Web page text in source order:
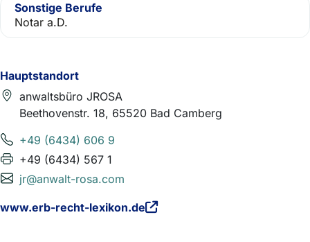
Hauptstandort
anwaltsbüro JROSA
Beethovenstr. 18, 65520 Bad Camberg
+49 (6434) 606 9
+49 (6434) 567 1
jr@anwalt-rosa.com
www.erb-recht-lexikon.de
Sonstige Berufe
Notar a.D.